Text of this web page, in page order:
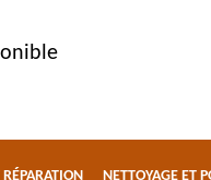
RÉPARATION
NETTOYAGE ET